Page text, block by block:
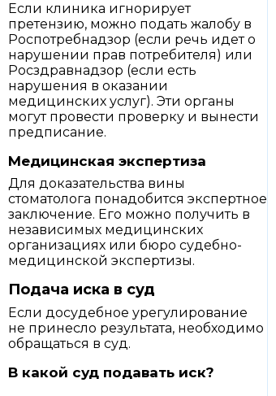
Если клиника игнорирует
претензию, можно подать жалобу в
Роспотребнадзор (если речь идет о
нарушении прав потребителя) или
Росздравнадзор (если есть
нарушения в оказании
медицинских услуг). Эти органы
могут провести проверку и вынести
предписание.
Медицинская экспертиза
Для доказательства вины
стоматолога понадобится экспертное
заключение. Его можно получить в
независимых медицинских
организациях или бюро судебно-
медицинской экспертизы.
Подача иска в суд
Если досудебное урегулирование
не принесло результата, необходимо
обращаться в суд.
В какой суд подавать иск?